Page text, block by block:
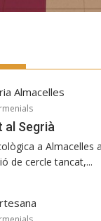
al Segrià
a Almacelles
de cercle tancat,...